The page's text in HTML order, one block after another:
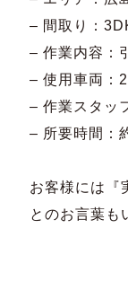
– 間取り：
– 作業内容：
– 使用車両：
– 作業スタッ
– 所要時間：
お客様には『
とのお言葉も